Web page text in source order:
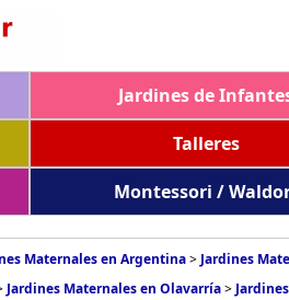
Jardines de
Talleres
Montessori /
Maternales en Argentina> Jardines
Jardines Maternales en Olavarría>